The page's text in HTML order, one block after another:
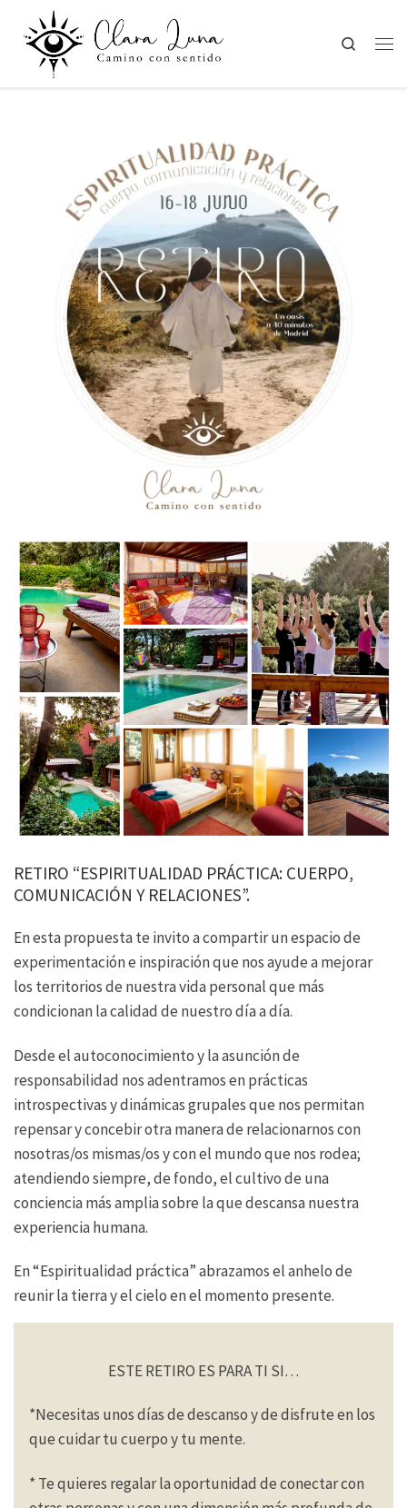
Saltar al contenido
Search
RETIRO “ESPIRITUALIDAD PRÁCTICA: CUERPO,
COMUNICACIÓN Y RELACIONES”.
En esta propuesta te invito a compartir un espacio de
experimentación e inspiración que nos ayude a mejorar
los territorios de nuestra vida personal que más
condicionan la calidad de nuestro día a día.
Desde el autoconocimiento y la asunción de
responsabilidad nos adentramos en prácticas
introspectivas y dinámicas grupales que nos permitan
repensar y concebir otra manera de relacionarnos con
nosotras/os mismas/os y con el mundo que nos rodea;
atendiendo siempre, de fondo, el cultivo de una
conciencia más amplia sobre la que descansa nuestra
experiencia humana.
En “Espiritualidad práctica” abrazamos el anhelo de
reunir la tierra y el cielo en el momento presente.
ESTE RETIRO ES PARA TI SI…
*Necesitas unos días de descanso y de disfrute en los
que cuidar tu cuerpo y tu mente.
* Te quieres regalar la oportunidad de conectar con